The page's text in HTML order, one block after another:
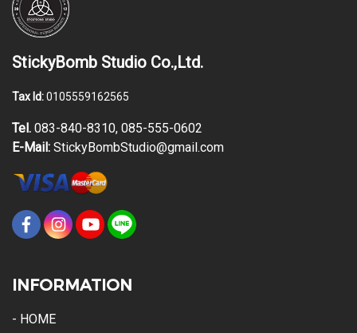
StickyBomb Studio Co.,Ltd.
Tax Id:0105559162565
Tel. 083-840-8310, 085-555-0602
E-Mail: StickyBombStudio@gmail.com
INFORMATION
- HOME